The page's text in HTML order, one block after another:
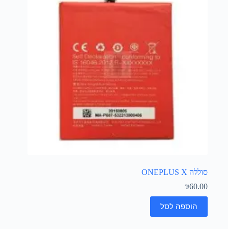
סוללה ONEPLUS X
₪60.00
הוספה לסל